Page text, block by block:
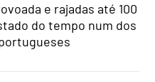
e rajadas até 100
do tempo num dos